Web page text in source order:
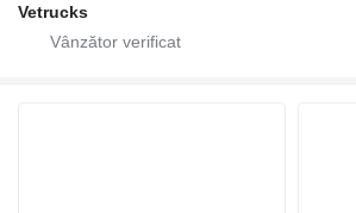
Vetrucks